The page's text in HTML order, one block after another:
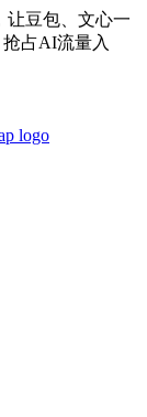
让豆包、文心一
占AI流量入